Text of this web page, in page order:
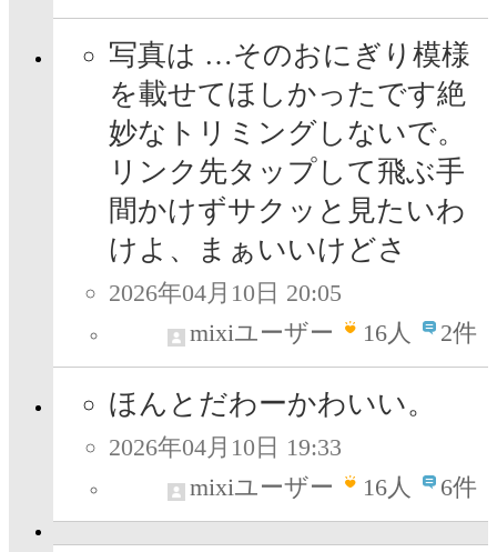
写真は …そのおにぎり模様
を載せてほしかったです絶
妙なトリミングしないで。
リンク先タップして飛ぶ手
間かけずサクッと見たいわ
けよ、まぁいいけどさ
2026年04月10日 20:05
mixiユーザー
16人 2件
ほんとだわーかわいい。
2026年04月10日 19:33
mixiユーザー
16人 6件